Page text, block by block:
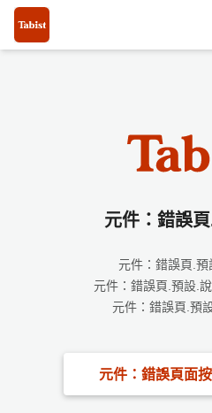
元件：錯誤
元件：錯誤頁.
元件：錯誤頁.預設.
元件：錯誤頁.預
元件：錯誤頁面